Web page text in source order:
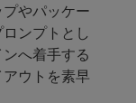
やパッケー
ンプトとし
へ着手する
ウトを素早